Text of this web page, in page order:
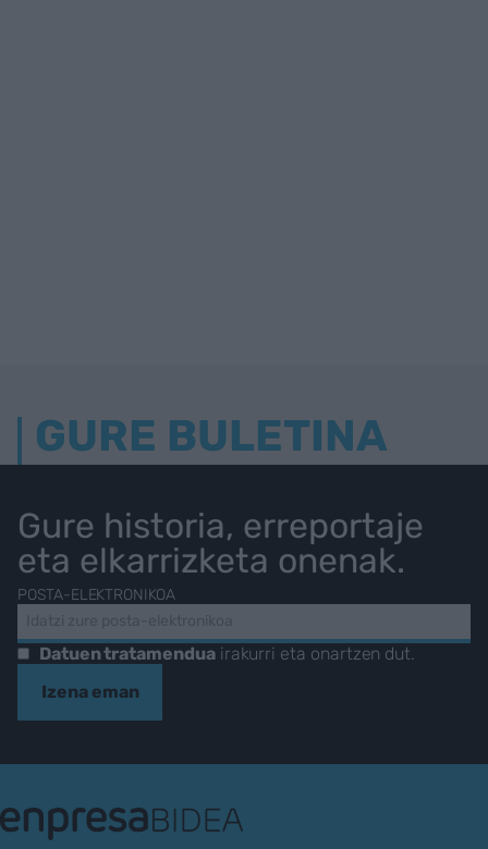
GURE BULETINA
Gure historia, erreportaje
eta elkarrizketa onenak.
POSTA-ELEKTRONIKOA
Datuen tratamenduairakurri eta onartzen dut.
Izena eman